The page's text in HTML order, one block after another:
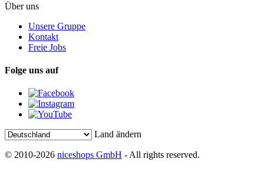
Über uns
Unsere Gruppe
Kontakt
Freie Jobs
Folge uns auf
Land ändern
© 2010-2026 niceshops GmbH - All rights reserved.